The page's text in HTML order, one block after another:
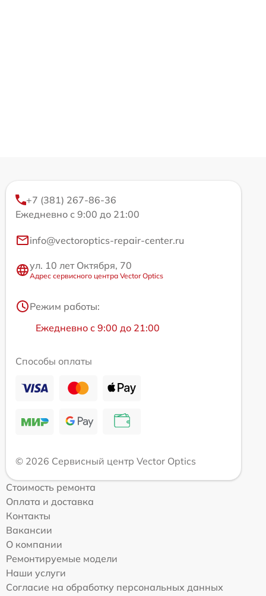
+7 (381) 267-86-36
Ежедневно с 9:00 до 21:00
info@vectoroptics-repair-center.ru
ул. 10 лет Октября, 70
Адрес сервисного центра Vector Optics
Режим работы:
Ежедневно с 9:00 до 21:00
Способы оплаты
© 2026 Сервисный центр Vector Optics
Стоимость ремонта
Оплата и доставка
Контакты
Вакансии
О компании
Ремонтируемые модели
Наши услуги
Согласие на обработку персональных данных